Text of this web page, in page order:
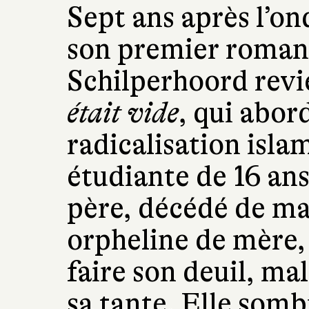
Sept ans après
son premier
Schilperhoord
était vide, qui
radicalisation
étudiante de 16
père, décédé de
orpheline de
faire son deuil,